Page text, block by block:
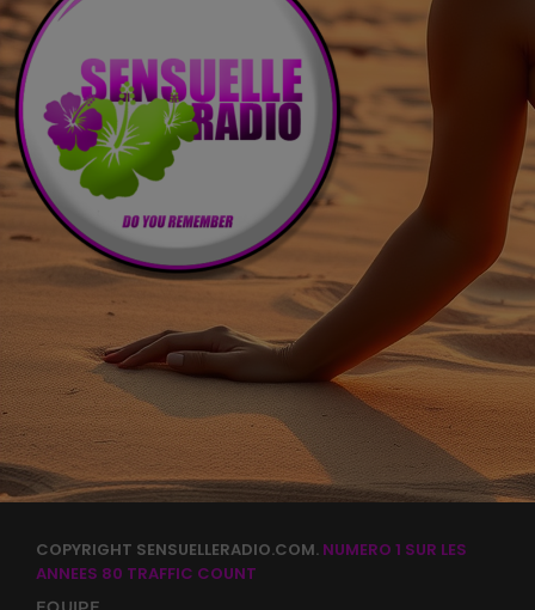
COPYRIGHT SENSUELLERADIO.COM. NUMERO 1 SUR LES
ANNEES 80 TRAFFIC COUNT